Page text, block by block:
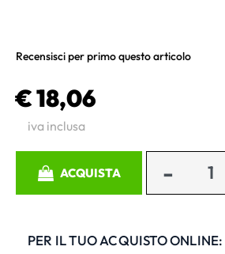
Recensisci per primo questo articolo
€ 18,06
iva inclusa
ACQUISTA
PER IL TUO ACQUISTO ONLINE: